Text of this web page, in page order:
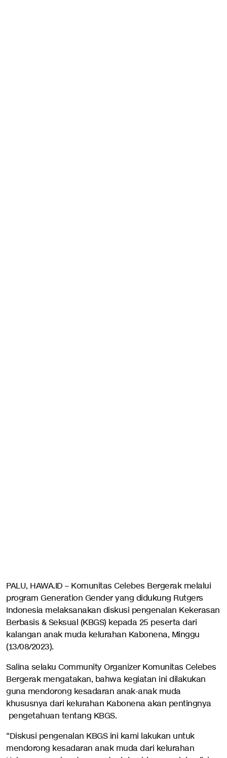
PALU, HAWA.ID – Komunitas Celebes Bergerak melalui
program Generation Gender yang didukung Rutgers
Indonesia melaksanakan diskusi pengenalan Kekerasan
Berbasis & Seksual (KBGS) kepada 25 peserta dari
kalangan anak muda kelurahan Kabonena, Minggu
(13/08/2023).
Salina selaku Community Organizer Komunitas Celebes
Bergerak mengatakan, bahwa kegiatan ini dilakukan
guna mendorong kesadaran anak-anak muda
khususnya dari kelurahan Kabonena akan pentingnya
pengetahuan tentang KBGS.
“Diskusi pengenalan KBGS ini kami lakukan untuk
mendorong kesadaran anak muda dari kelurahan